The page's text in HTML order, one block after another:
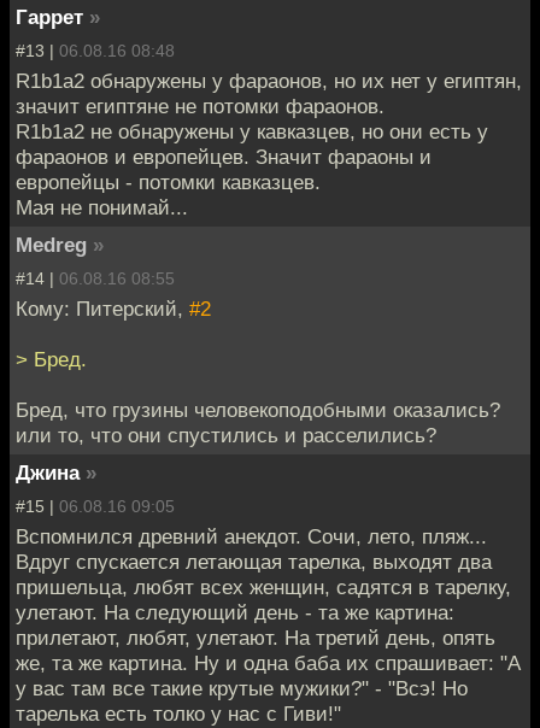
Гаррет »
#13 | 06.08.16 08:48
R1b1a2 обнаружены у фараонов, но их нет у египтян,
значит египтяне не потомки фараонов.
R1b1a2 не обнаружены у кавказцев, но они есть у
фараонов и европейцев. Значит фараоны и
европейцы - потомки кавказцев.
Мая не понимай...
Medreg »
#14 | 06.08.16 08:55
Кому: Питерский, #2
> Бред.
Бред, что грузины человекоподобными оказались?
или то, что они спустились и расселились?
Джина »
#15 | 06.08.16 09:05
Вспомнился древний анекдот. Сочи, лето, пляж...
Вдруг спускается летающая тарелка, выходят два
пришельца, любят всех женщин, садятся в тарелку,
улетают. На следующий день - та же картина:
прилетают, любят, улетают. На третий день, опять
же, та же картина. Ну и одна баба их спрашивает: "А
у вас там все такие крутые мужики?" - "Всэ! Но
тарелька есть толко у нас с Гиви!"